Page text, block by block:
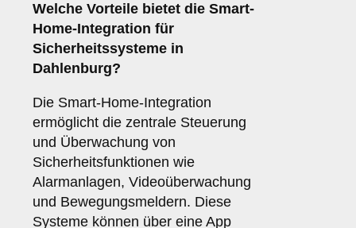
Welche Vorteile bietet die Smart-
Home-Integration für
Sicherheitssysteme in
Dahlenburg?
Die Smart-Home-Integration
ermöglicht die zentrale Steuerung
und Überwachung von
Sicherheitsfunktionen wie
Alarmanlagen, Videoüberwachung
und Bewegungsmeldern. Diese
Systeme können über eine App